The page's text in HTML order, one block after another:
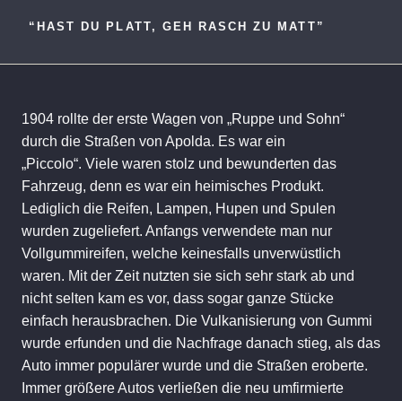
“HAST DU PLATT, GEH RASCH ZU MATT”
1904 rollte der erste Wagen von „Ruppe und Sohn“
durch die Straßen von Apolda. Es war ein
„Piccolo“. Viele waren stolz und bewunderten das
Fahrzeug, denn es war ein heimisches Produkt.
Lediglich die Reifen, Lampen, Hupen und Spulen
wurden zugeliefert. Anfangs verwendete man nur
Vollgummireifen, welche keinesfalls unverwüstlich
waren. Mit der Zeit nutzten sie sich sehr stark ab und
nicht selten kam es vor, dass sogar ganze Stücke
einfach herausbrachen. Die Vulkanisierung von Gummi
wurde erfunden und die Nachfrage danach stieg, als das
Auto immer populärer wurde und die Straßen eroberte.
Immer größere Autos verließen die neu umfirmierte